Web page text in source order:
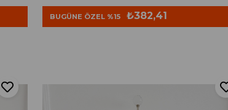
BUGÜNE ÖZEL %15 ₺382,41